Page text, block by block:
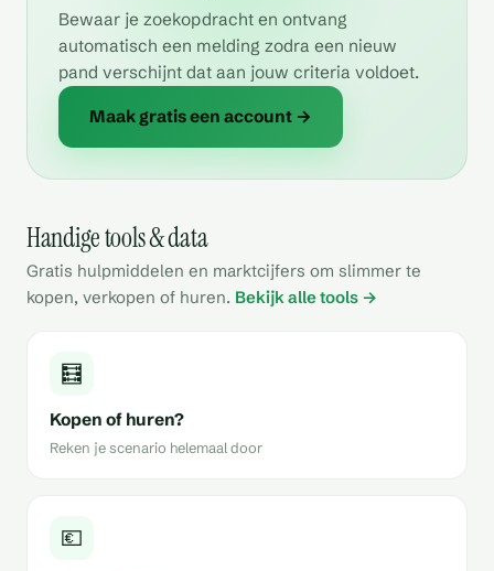
Bewaar je zoekopdracht en ontvang
automatisch een melding zodra een nieuw
pand verschijnt dat aan jouw criteria voldoet.
Maak gratis een account →
Handige tools & data
Gratis hulpmiddelen en marktcijfers om slimmer te
kopen, verkopen of huren. Bekijk alle tools →
🧮
Kopen of huren?
Reken je scenario helemaal door
💶